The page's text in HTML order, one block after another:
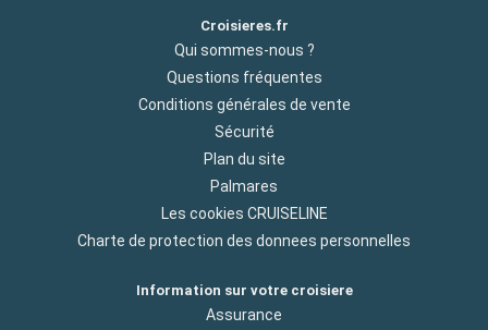
Croisieres.fr
Qui sommes-nous ?
Questions fréquentes
Conditions générales de vente
Sécurité
Plan du site
Palmares
Les cookies CRUISELINE
Charte de protection des donnees personnelles
Information sur votre croisiere
Assurance